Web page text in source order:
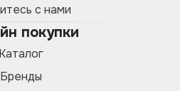
с нами
покупки
Каталог
Бренды